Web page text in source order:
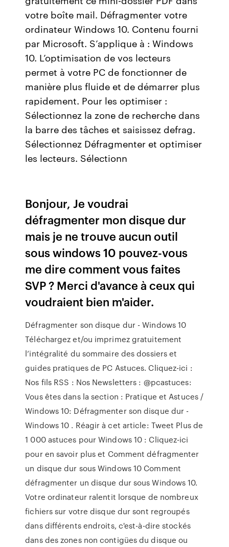
votre boîte mail. Défragmenter votre
ordinateur Windows 10. Contenu fourni
par Microsoft. S’applique à : Windows
10. L’optimisation de vos lecteurs
permet à votre PC de fonctionner de
manière plus fluide et de démarrer plus
rapidement. Pour les optimiser :
Sélectionnez la zone de recherche dans
la barre des tâches et saisissez defrag.
Sélectionnez Défragmenter et optimiser
les lecteurs. Sélectionn
Bonjour, Je voudrai
défragmenter mon disque dur
mais je ne trouve aucun outil
sous windows 10 pouvez-vous
me dire comment vous faites
SVP ? Merci d'avance à ceux qui
voudraient bien m'aider.
Défragmenter son disque dur - Windows 10
Téléchargez et/ou imprimez gratuitement
l’intégralité du sommaire des dossiers et
guides pratiques de PC Astuces. Cliquez-ici :
Nos fils RSS : Nos Newsletters : @pcastuces:
Vous êtes dans la section : Pratique et Astuces /
Windows 10: Défragmenter son disque dur -
Windows 10 . Réagir à cet article: Tweet Plus de
1 000 astuces pour Windows 10 : Cliquez-ici
pour en savoir plus et Comment défragmenter
un disque dur sous Windows 10 Comment
défragmenter un disque dur sous Windows 10.
Votre ordinateur ralentit lorsque de nombreux
fichiers sur votre disque dur sont regroupés
dans différents endroits, c'est-à-dire stockés
dans des zones non contigües du disque ou